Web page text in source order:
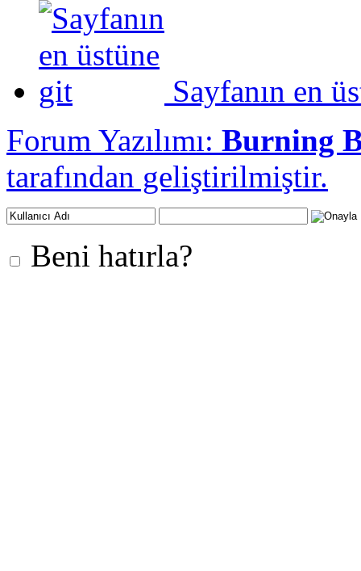
Sayfanın en
Forum Yazılımı: Burning
tarafından geliştirilmiştir.
Beni hatırla?